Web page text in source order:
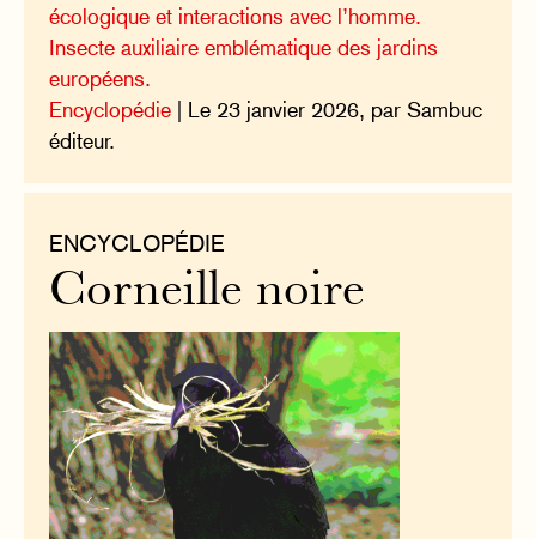
écologique et interactions avec l’homme.
Insecte auxiliaire emblématique des jardins
européens.
Encyclopédie | Le 23 janvier 2026, par Sambuc
éditeur.
ENCYCLOPÉDIE
Corneille noire